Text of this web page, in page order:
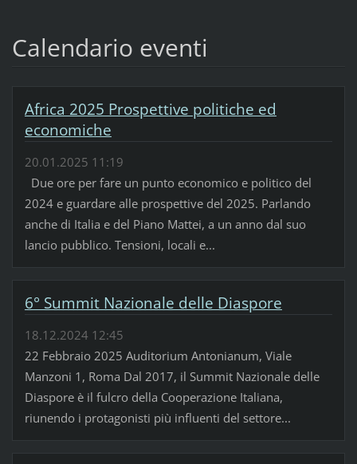
Calendario eventi
Africa 2025 Prospettive politiche ed
economiche
20.01.2025 11:19
Due ore per fare un punto economico e politico del
2024 e guardare alle prospettive del 2025. Parlando
anche di Italia e del Piano Mattei, a un anno dal suo
lancio pubblico. Tensioni, locali e...
6° Summit Nazionale delle Diaspore
18.12.2024 12:45
22 Febbraio 2025 Auditorium Antonianum, Viale
Manzoni 1, Roma Dal 2017, il Summit Nazionale delle
Diaspore è il fulcro della Cooperazione Italiana,
riunendo i protagonisti più influenti del settore...